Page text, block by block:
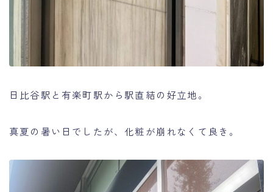
日比谷駅と有楽町駅から駅直結の好立地。
真夏の暑い日でしたが、化粧が崩れなくて良き。